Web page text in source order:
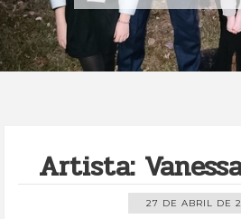
Artista:
27 DE ABRIL DE